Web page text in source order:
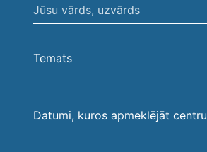
Jūsu
vārds,
Temats
Datumi, kuros apmeklējāt centru